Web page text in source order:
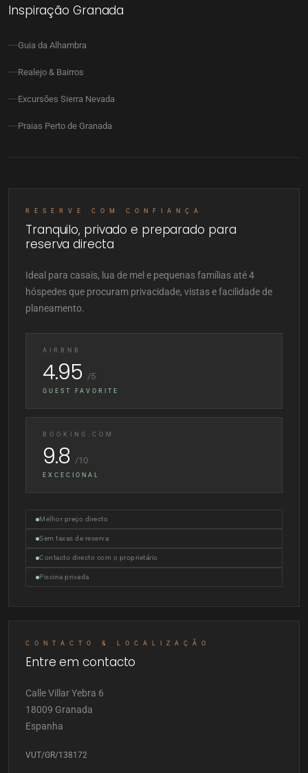
Inspiração Granada
Guia da Alhambra
Realejo & Bairros
Excursões Sierra Nevada
Praias Perto de Granada
RESERVE COM CONFIANÇA
Tranquilo, privado e preparado para
reserva directa
Ideal para casais, lua de mel e pequenas famílias até 4
hóspedes que procuram privacidade, vistas e facilidade de
planeamento.
AIRBNB
4.95 /5
GUEST FAVORITE
BOOKING.COM
9.8 /10
EXCECIONAL
Melhor preço directo
Sem taxas de reserva
Contacto directo com o proprietário
Piscina privada
CONTACTO & LOCALIZAÇÃO
Entre em contacto
Calle Villar Yebra 6
18009 Granada
Espanha
VUT/GR/138172